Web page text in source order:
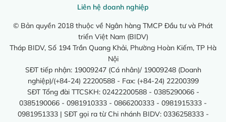
Liên hệ doanh nghiệp
© Bản quyền 2018 thuộc về Ngân hàng TMCP Đầu tư và Phát
triển Việt Nam (BIDV)
Tháp BIDV, Số 194 Trần Quang Khải, Phường Hoàn Kiếm, TP Hà
Nội
SĐT tiếp nhận: 19009247 (Cá nhân)/ 19009248 (Doanh
nghiệp)/(+84-24) 22200588 - Fax: (+84-24) 22200399
SĐT Tổng đài TTCSKH: 02422200588 - 0385290066 -
0385190066 - 0981910333 - 0866200333 - 0981915333 -
0981951333 | SĐT gọi ra từ Chi nhánh BIDV: 0336258333 -